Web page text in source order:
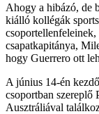
Ahogy a hibázó, de
kiálló kollégák
csoportellenfeleinek,
csapatkapitánya,
hogy Guerrero ott
A június 14-én
csoportban szereplő
Ausztráliával